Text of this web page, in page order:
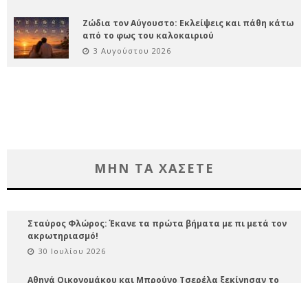
Ζώδια τον Αύγουστο: Εκλείψεις και πάθη κάτω
από το φως του καλοκαιριού
3 Αυγούστου 2026
ΜΗΝ ΤΑ ΧΑΣΕΤΕ
Σταύρος Φλώρος: Έκανε τα πρώτα βήματα με πι μετά τον
ακρωτηριασμό!
30 Ιουλίου 2026
Αθηνά Οικονομάκου και Μπρούνο Τσερέλα ξεκίνησαν το